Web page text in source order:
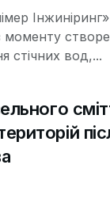
моменту
стічних вод,...